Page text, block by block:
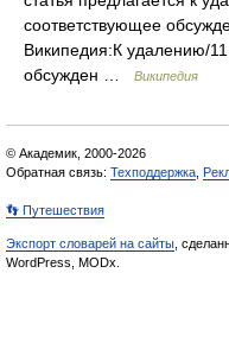
соответствующее
Википедия:К удалению/
обсужден …
Википедия
© Академик, 2000-2026
Обратная связь: Техподдержка
👣 Путешествия
Экспорт словарей на сайты ,
WordPress, MODx.